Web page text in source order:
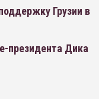
Грузии в
президента Дика